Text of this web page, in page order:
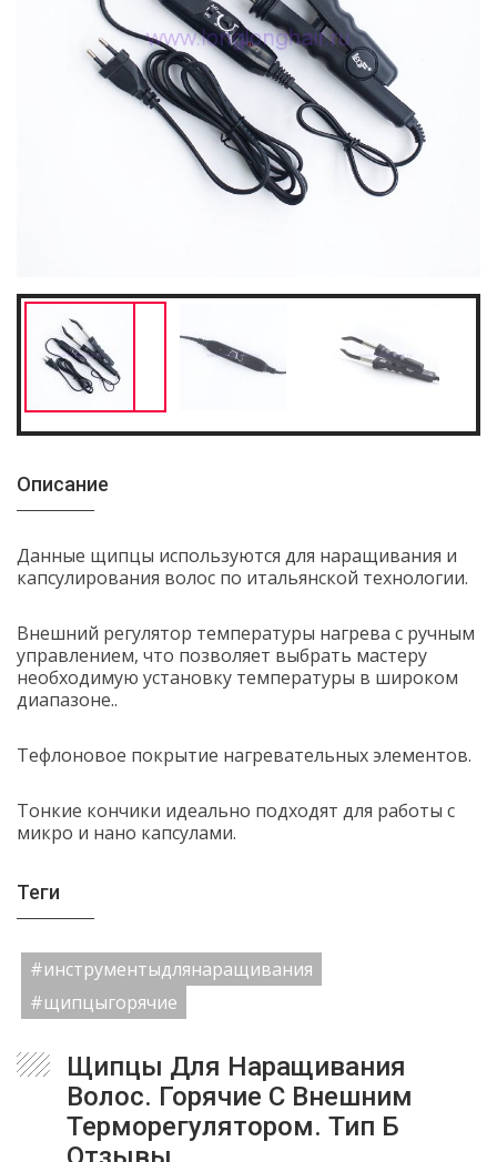
Описание
Данные щипцы используются для наращивания и
капсулирования волос по итальянской технологии.
Внешний регулятор температуры нагрева с ручным
управлением, что позволяет выбрать мастеру
необходимую установку температуры в широком
диапазоне..
Тефлоновое покрытие нагревательных элементов.
Тонкие кончики идеально подходят для работы с
микро и нано капсулами.
Теги
#инструментыдлянаращивания
#щипцыгорячие
Щипцы Для Наращивания
Волос. Горячие С Внешним
Терморегулятором. Тип Б